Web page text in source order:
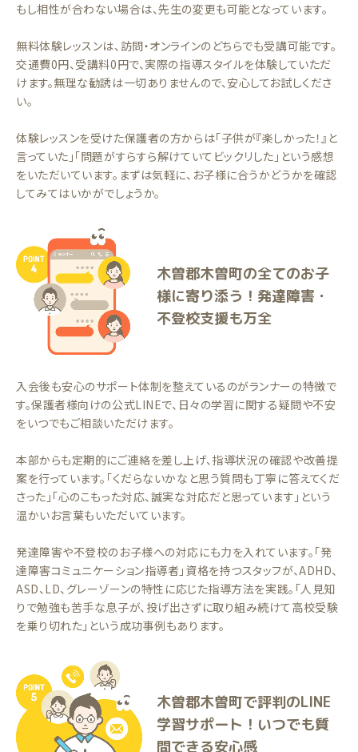
もし相性が合わない場合は、先生の変更も可能となっています。
無料体験レッスンは、訪問・オンラインのどちらでも受講可能です。
交通費0円、受講料0円で、実際の指導スタイルを体験していただ
けます。無理な勧誘は一切ありませんので、安心してお試しくださ
い。
体験レッスンを受けた保護者の方からは「子供が『楽しかった！』と
言っていた」「問題がすらすら解けていてビックリした」という感想
をいただいています。まずは気軽に、お子様に合うかどうかを確認
してみてはいかがでしょうか。
木曽郡木曽町の全てのお子
様に寄り添う！発達障害・
不登校支援も万全
入会後も安心のサポート体制を整えているのがランナーの特徴で
す。保護者様向けの公式LINEで、日々の学習に関する疑問や不安
をいつでもご相談いただけます。
本部からも定期的にご連絡を差し上げ、指導状況の確認や改善提
案を行っています。「くだらないかなと思う質問も丁寧に答えてくだ
さった」「心のこもった対応、誠実な対応だと思っています」という
温かいお言葉もいただいています。
発達障害や不登校のお子様への対応にも力を入れています。「発
達障害コミュニケーション指導者」資格を持つスタッフが、ADHD、
ASD、LD、グレーゾーンの特性に応じた指導方法を実践。「人見知
りで勉強も苦手な息子が、投げ出さずに取り組み続けて高校受験
を乗り切れた」という成功事例もあります。
木曽郡木曽町で評判のLINE
学習サポート！いつでも質
問できる安心感